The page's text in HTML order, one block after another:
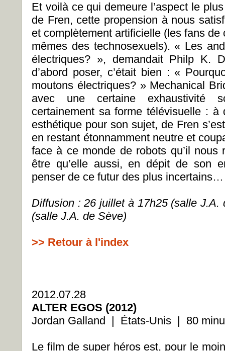
Et voilà ce qui demeure l’aspect le
de Fren, cette propension à nous
et complètement artificielle (les fans
mêmes des technosexuels). « Les
électriques? », demandait Philp K.
d’abord poser, c’était bien : «
moutons électriques? » Mechanical
avec une certaine exhaustivité
certainement sa forme télévisuelle : à
esthétique pour son sujet, de Fren
en restant étonnamment neutre et
face à ce monde de robots qu’il nous
être qu’elle aussi, en dépit de son
penser de ce futur des plus
Diffusion : 26 juillet à 17h25 (salle
(salle J.A. de Sève)
>> Retour à l'index
2012.07.28
ALTER EGOS (2012)
Jordan Galland | États-Unis | 80
Le film de super héros est, pour le